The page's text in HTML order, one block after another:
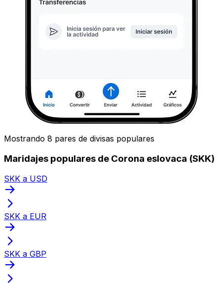
Mostrando 8 pares de divisas populares
Maridajes populares de Corona eslovaca (SKK)
SKK a USD
SKK a EUR
SKK a GBP